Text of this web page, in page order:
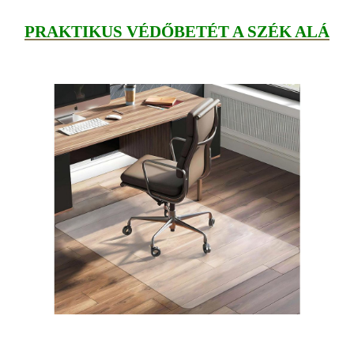
PRAKTIKUS VÉDŐBETÉT A SZÉK ALÁ